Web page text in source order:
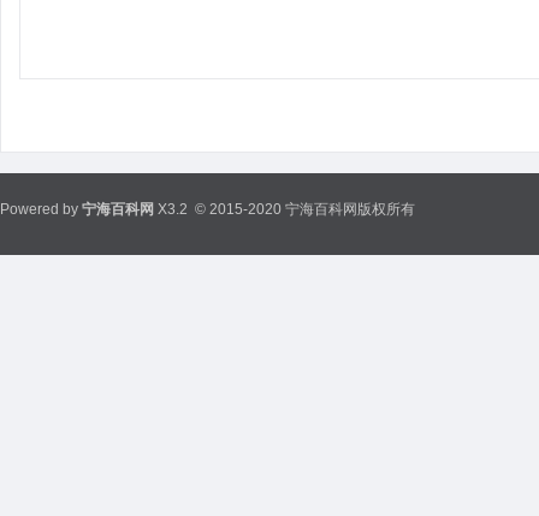
Powered by 宁海百科网 X3.2 © 2015-2020 宁海百科网版权所有